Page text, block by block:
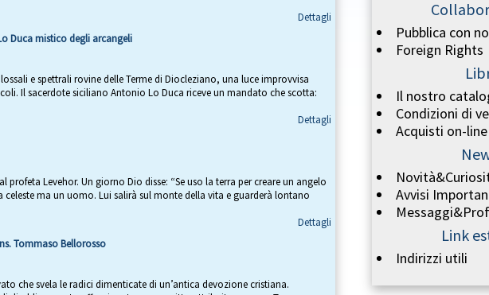
Dettagli
Duca mistico degli arcangeli
e spettrali rovine delle Terme di Diocleziano, una luce improvvisa
Il sacerdote siciliano Antonio Lo Duca riceve un mandato che scotta:
Dettagli
profeta Levehor. Un giorno Dio disse: “Se uso la terra per creare un angelo
celeste ma un uomo. Lui salirà sul monte della vita e guarderà lontano
Dettagli
Tommaso Bellorosso
che svela le radici dimenticate di un’antica devozione cristiana.
Pubblica con
Foreign Rights
Il nostro
Condizioni di
Acquisti on-line
Avvisi
Link
Indirizzi utili